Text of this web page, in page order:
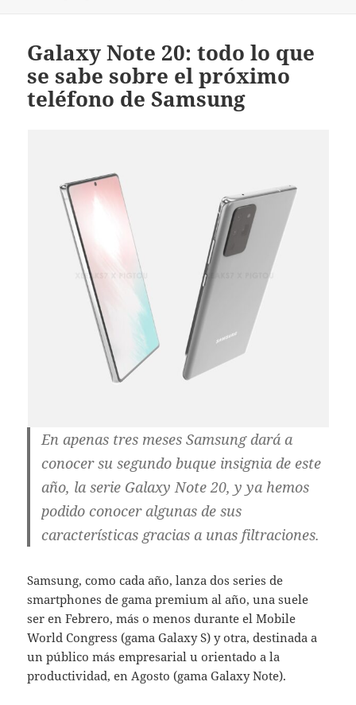
Galaxy Note 20: todo lo que
se sabe sobre el próximo
teléfono de Samsung
En apenas tres meses Samsung dará a
conocer su segundo buque insignia de este
año, la serie Galaxy Note 20, y ya hemos
podido conocer algunas de sus
características gracias a unas filtraciones.
Samsung, como cada año, lanza dos series de
smartphones de gama premium al año, una suele
ser en Febrero, más o menos durante el Mobile
World Congress (gama Galaxy S) y otra, destinada a
un público más empresarial u orientado a la
productividad, en Agosto (gama Galaxy Note).